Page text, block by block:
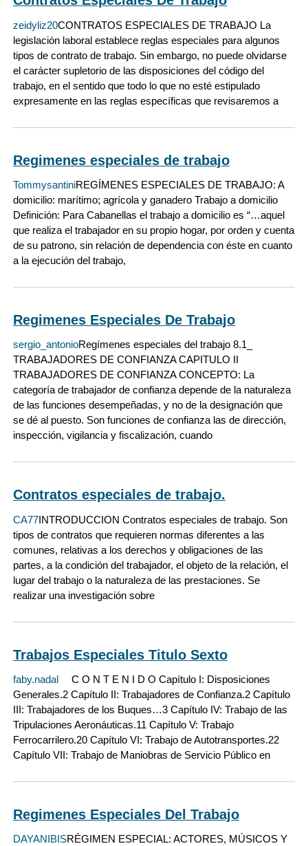
zeidyliz20CONTRATOS ESPECIALES DE TRABAJO La
legislación laboral establece reglas especiales para algunos
tipos de contrato de trabajo. Sin embargo, no puede olvidarse
el carácter supletorio de las disposiciones del código del
trabajo, en el sentido que todo lo que no esté estipulado
expresamente en las reglas específicas que revisaremos a
Regimenes especiales de trabajo
TommysantiniREGÍMENES ESPECIALES DE TRABAJO: A
domicilio: marítimo; agrícola y ganadero Trabajo a domicilio
Definición: Para Cabanellas el trabajo a domicilio es “…aquel
que realiza el trabajador en su propio hogar, por orden y cuenta
de su patrono, sin relación de dependencia con éste en cuanto
a la ejecución del trabajo,
Regimenes Especiales De Trabajo
sergio_antonioRegímenes especiales del trabajo 8.1_
TRABAJADORES DE CONFIANZA CAPITULO II
TRABAJADORES DE CONFIANZA CONCEPTO: La
categoría de trabajador de confianza depende de la naturaleza
de las funciones desempeñadas, y no de la designación que
se dé al puesto. Son funciones de confianza las de dirección,
inspección, vigilancia y fiscalización, cuando
Contratos especiales de trabajo.
CA77INTRODUCCION Contratos especiales de trabajo. Son
tipos de contratos que requieren normas diferentes a las
comunes, relativas a los derechos y obligaciones de las
partes, a la condición del trabajador, el objeto de la relación, el
lugar del trabajo o la naturaleza de las prestaciones. Se
realizar una investigación sobre
Trabajos Especiales Titulo Sexto
faby.nadal C O N T E N I D O Capítulo I: Disposiciones
Generales.2 Capítulo II: Trabajadores de Confianza.2 Capítulo
III: Trabajadores de los Buques…3 Capítulo IV: Trabajo de las
Tripulaciones Aeronáuticas.11 Capítulo V: Trabajo
Ferrocarrilero.20 Capítulo VI: Trabajo de Autotransportes.22
Capítulo VII: Trabajo de Maniobras de Servicio Público en
Regimenes Especiales Del Trabajo
DAYANIBISRÉGIMEN ESPECIAL: ACTORES, MÚSICOS Y